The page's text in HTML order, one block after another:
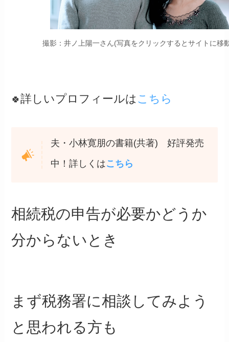
撮影：井ノ上陽一さん(写真をクリックするとサイトに移
🍀詳しいプロフィールは こちら
夫・小林寛朋の書籍(共著) 好評発売
中！詳しくはこちら
相続税の申告が必要かどうか
分からないとき
まず税務署に相談してみよう
と思われる方も